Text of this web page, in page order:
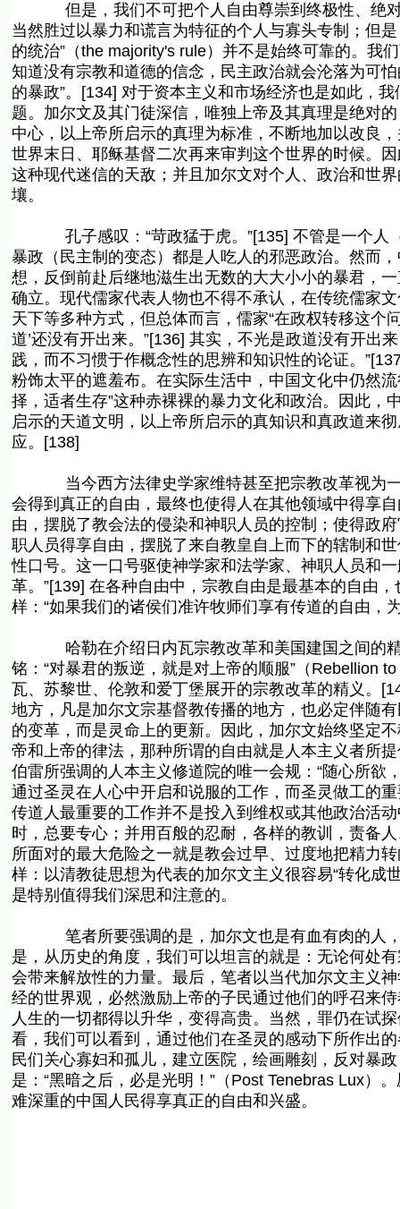
但是，我们不可把个人自由尊崇到终极性、绝对
当然胜过以暴力和谎言为特征的个人与寡头专制；但
的统治”（the majority's rule）并不是始终可靠的。我
知道没有宗教和道德的信念，民主政治就会沦落为可
的暴政”。[134] 对于资本主义和市场经济也是如此，
题。加尔文及其门徒深信，唯独上帝及其真理是绝对
中心，以上帝所启示的真理为标准，不断地加以改良
世界末日、耶稣基督二次再来审判这个世界的时候。
这种现代迷信的天敌；并且加尔文对个人、政治和世
壤。
孔子感叹：“苛政猛于虎。”[135] 不管是一个人（
暴政（民主制的变态）都是人吃人的邪恶政治。然而
想，反倒前赴后继地滋生出无数的大大小小的暴君，
确立。现代儒家代表人物也不得不承认，在传统儒家
天下等多种方式，但总体而言，儒家“在政权转移这个
道’还没有开出来。”[136] 其实，不光是政道没有开出
践，而不习惯于作概念性的思辨和知识性的论证。
粉饰太平的遮羞布。在实际生活中，中国文化中仍然
择，适者生存”这种赤裸裸的暴力文化和政治。因此
启示的天道文明，以上帝所启示的真知识和真政道来
应。[138]
当今西方法律史学家维特甚至把宗教改革视为一
会得到真正的自由，最终也使得人在其他领域中得享
由，摆脱了教会法的侵染和神职人员的控制；使得政
职人员得享自由，摆脱了来自教皇自上而下的辖制和
性口号。这一口号驱使神学家和法学家、神职人员和
革。”[139] 在各种自由中，宗教自由是最基本的自由
样：“如果我们的诸侯们准许牧师们享有传道的自由，
哈勒在介绍日内瓦宗教改革和美国建国之间的精
铭：“对暴君的叛逆，就是对上帝的顺服”（Rebellion
瓦、苏黎世、伦敦和爱丁堡展开的宗教改革的精义。
地方，凡是加尔文宗基督教传播的地方，也必定伴随
的变革，而是灵命上的更新。因此，加尔文始终坚定
帝和上帝的律法，那种所谓的自由就是人本主义者所
伯雷所强调的人本主义修道院的唯一会规：“随心所欲
通过圣灵在人心中开启和说服的工作，而圣灵做工的
传道人最重要的工作并不是投入到维权或其他政治活
时，总要专心；并用百般的忍耐，各样的教训，责备
所面对的最大危险之一就是教会过早、过度地把精力
样：以清教徒思想为代表的加尔文主义很容易“转化成
是特别值得我们深思和注意的。
笔者所要强调的是，加尔文也是有血有肉的人，
是，从历史的角度，我们可以坦言的就是：无论何处
会带来解放性的力量。最后，笔者以当代加尔文主义
经的世界观，必然激励上帝的子民通过他们的呼召来
人生的一切都得以升华，变得高贵。当然，罪仍在试
看，我们可以看到，通过他们在圣灵的感动下所作出
民们关心寡妇和孤儿，建立医院，绘画雕刻，反对暴
是：“黑暗之后，必是光明！”（Post Tenebras Lux）
难深重的中国人民得享真正的自由和兴盛。